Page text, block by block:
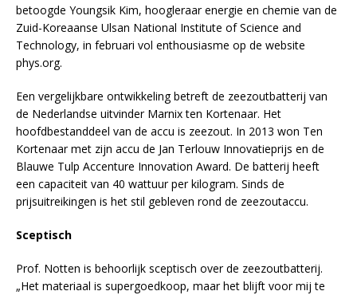
betoogde Youngsik Kim, hoogleraar energie en chemie van de
Zuid-Koreaanse Ulsan National Institute of Science and
Technology, in februari vol enthousiasme op de website
phys.org.
Een vergelijkbare ontwikkeling betreft de zeezoutbatterij van
de Nederlandse uitvinder Marnix ten Kortenaar. Het
hoofdbestanddeel van de accu is zeezout. In 2013 won Ten
Kortenaar met zijn accu de Jan Terlouw Innovatieprijs en de
Blauwe Tulp Accenture Innovation Award. De batterij heeft
een capaciteit van 40 wattuur per kilogram. Sinds de
prijsuitreikingen is het stil gebleven rond de zeezoutaccu.
Sceptisch
Prof. Notten is behoorlijk sceptisch over de zeezoutbatterij.
„Het materiaal is supergoedkoop, maar het blijft voor mij te